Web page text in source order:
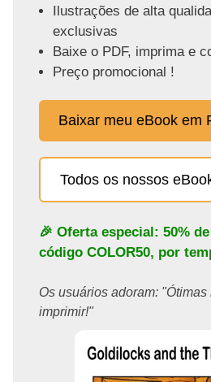
Ilustrações de alta
exclusivas
Baixe o PDF, imprima e
Preço promocional !
Baixar meu eBook em
Todos os nossos
🎉 Oferta especial: 50%
código COLOR50, por
Os usuários adoram:
imprimir!"